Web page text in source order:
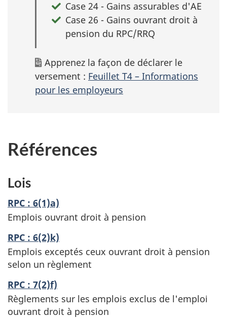
Case 24 - Gains assurables d'AE
Case 26 - Gains ouvrant droit à
pension du RPC/RRQ
Apprenez la façon de déclarer le
versement : Feuillet T4 – Informations
pour les employeurs
Références
Lois
RPC : 6(1)a)
Emplois ouvrant droit à pension
RPC : 6(2)k)
Emplois exceptés ceux ouvrant droit à pension
selon un règlement
RPC : 7(2)f)
Règlements sur les emplois exclus de l'emploi
ouvrant droit à pension